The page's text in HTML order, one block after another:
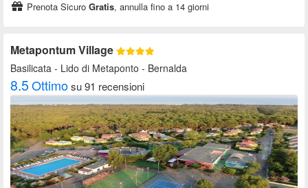
Prenota Sicuro Gratis, annulla fino a 14 giorni
Metapontum Village
Basilicata - Lido di Metaponto - Bernalda
8.5Ottimosu 91 recensioni